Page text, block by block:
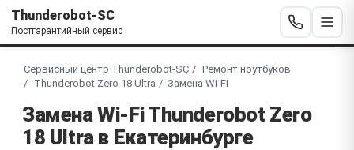
Thunderobot-SC
Постгарантийный сервис
Сервисный центр Thunderobot-SC
Ремонт ноутбуков
Thunderobot Zero 18 Ultra
Замена Wi-Fi
Замена Wi-Fi Thunderobot Zero
18 Ultra в Екатеринбурге